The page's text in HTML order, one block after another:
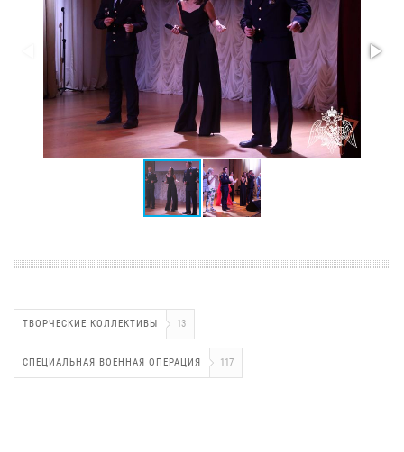
ТВОРЧЕСКИЕ КОЛЛЕКТИВЫ 13
СПЕЦИАЛЬНАЯ ВОЕННАЯ ОПЕРАЦИЯ 117